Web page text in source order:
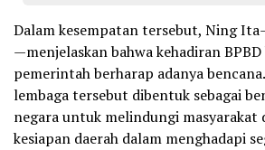
Dalam kesempatan tersebut, Ning
—menjelaskan bahwa kehadiran
pemerintah berharap adanya
lembaga tersebut dibentuk sebagai
negara untuk melindungi masyarakat
kesiapan daerah dalam menghadapi